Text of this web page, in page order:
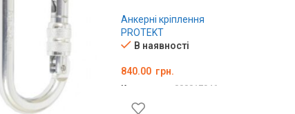
Анкерні кріплення
PROTEKT
В наявності
840.00 грн.
Код товару: 000017946
ДОДАТИ В КОШИК